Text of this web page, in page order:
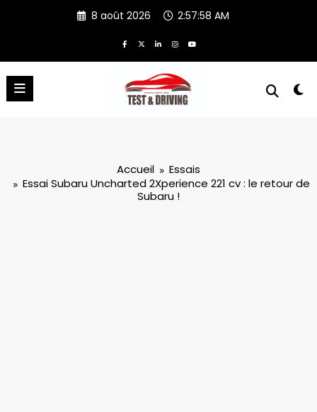
8 août 2026 2:57:59 AM
Accueil
Essais
Essai Subaru Uncharted 2Xperience 221 cv : le retour de
Subaru !